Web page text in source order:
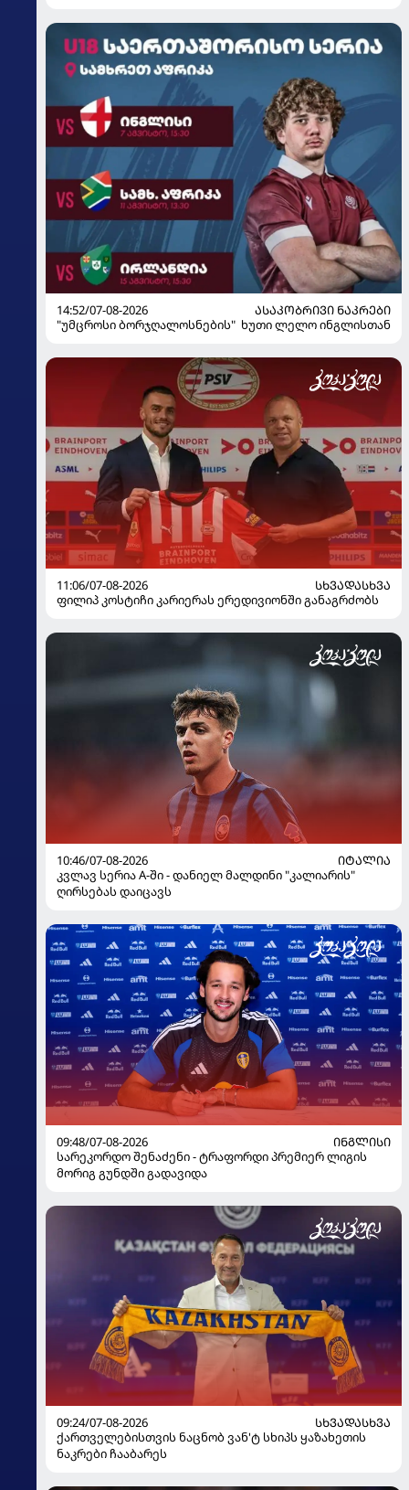
14:52/07-08-2026
ᲐᲡᲐᲙᲝᲑᲠᲘᲕᲘ ᲜᲐᲙᲠᲔᲑᲘ
"უმცროსი ბორჯღალოსნების" ხუთი ლელო ინგლისთან
11:06/07-08-2026
ᲡᲮᲕᲐᲓᲐᲡᲮᲕᲐ
ფილიპ კოსტიჩი კარიერას ერედივიონში განაგრძობს
10:46/07-08-2026
ᲘᲢᲐᲚᲘᲐ
კვლავ სერია A-ში - დანიელ მალდინი "კალიარის"
ღირსებას დაიცავს
09:48/07-08-2026
ᲘᲜᲒᲚᲘᲡᲘ
სარეკორდო შენაძენი - ტრაფორდი პრემიერ ლიგის
მორიგ გუნდში გადავიდა
09:24/07-08-2026
ᲡᲮᲕᲐᲓᲐᲡᲮᲕᲐ
ქართველებისთვის ნაცნობ ვან'ტ სხიპს ყაზახეთის
ნაკრები ჩააბარეს